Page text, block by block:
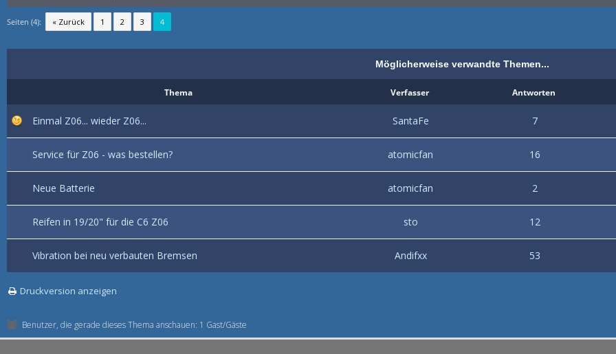
Seiten (4): « Zurück 1 2 3 4
Möglicherweise verwandte Themen...
Thema Verfasser Antworten
Einmal Z06... wieder Z06... SantaFe 7
Service für Z06 - was bestellen? atomicfan 16
Neue Batterie atomicfan 2
Reifen in 19/20" für die C6 Z06 sto 12
Vibration bei neu verbauten Bremsen Andifxx 53
Druckversion anzeigen
Benutzer, die gerade dieses Thema anschauen: 1 Gast/Gäste